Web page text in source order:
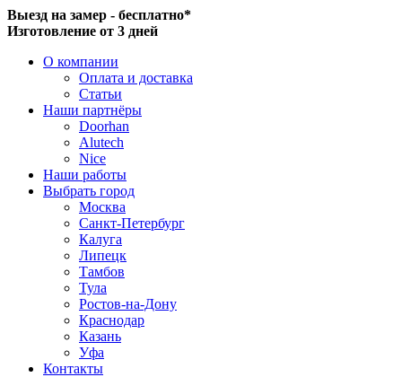
Выезд на замер - бесплатно*
Изготовление от 3 дней
О компании
Оплата и доставка
Статьи
Наши партнёры
Doorhan
Alutech
Nice
Наши работы
Выбрать город
Москва
Санкт-Петербург
Калуга
Липецк
Тамбов
Тула
Ростов-на-Дону
Краснодар
Казань
Уфа
Контакты